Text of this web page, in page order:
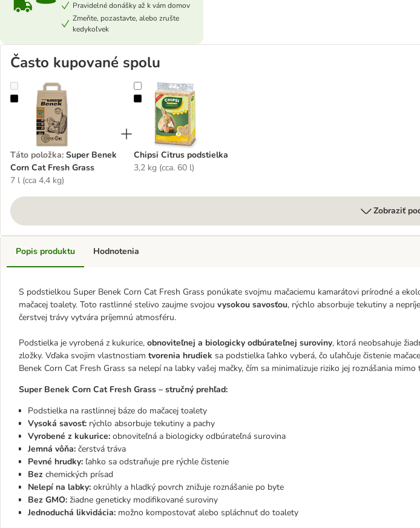
Pravidelné donášky až k vám domov
Zmeňte, pozastavte, alebo zrušte
kedykoľvek
Často kupované spolu
Super Benek Corn Cat Fresh Grass
Táto položka: Super Benek
Corn Cat Fresh Grass
7 l (cca 4,4 kg)
Chipsi Citrus podstielka
Chipsi Citrus podstielka
3,2 kg (cca. 60 l)
Zobraziť
Popis produktu
S podstielkou Super Benek Corn Cat Fresh Grass ponúkate svojmu mačaciemu kamarátovi prírodné a
mačacej toalety. Toto rastlinné stelivo zaujme svojou vysokou savosťou, rýchlo absorbuje tekutiny a
čerstvej trávy vytvára príjemnú atmosféru.
Podstielka je vyrobená z kukurice, obnoviteľnej a biologicky odbúrateľnej suroviny, ktorá neobsahuje
zložky. Vďaka svojim vlastnostiam tvorenia hrudiek sa podstielka ľahko vyberá, čo uľahčuje čistenie
Benek Corn Cat Fresh Grass sa nelepí na labky vašej mačky, čím sa minimalizuje riziko jej roznášania mimo
Super Benek Corn Cat Fresh Grass – stručný prehľad:
Podstielka na rastlinnej báze do mačacej toalety
Vysoká savosť: rýchlo absorbuje tekutiny a pachy
Vyrobené z kukurice: obnoviteľná a biologicky odbúrateľná surovina
Jemná vôňa: čerstvá tráva
Pevné hrudky: ľahko sa odstraňuje pre rýchle čistenie
Bez chemických prísad
Nelepí na labky: okrúhly a hladký povrch znižuje roznášanie po byte
Bez GMO: žiadne geneticky modifikované suroviny
Jednoduchá likvidácia: možno kompostovať alebo spláchnuť do toalety
Hodnotenia